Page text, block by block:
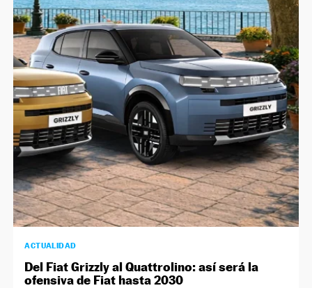
ACTUALIDAD
Del Fiat Grizzly al Quattrolino: así será la
ofensiva de Fiat hasta 2030